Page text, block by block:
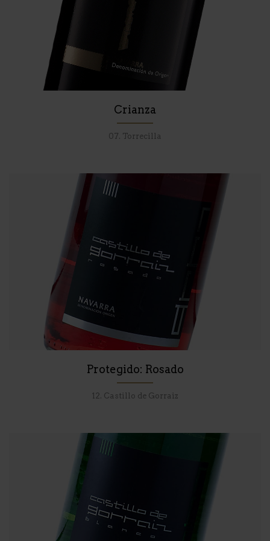
Crianza
07. Torrecilla
Protegido: Rosado
12. Castillo de Gorraiz